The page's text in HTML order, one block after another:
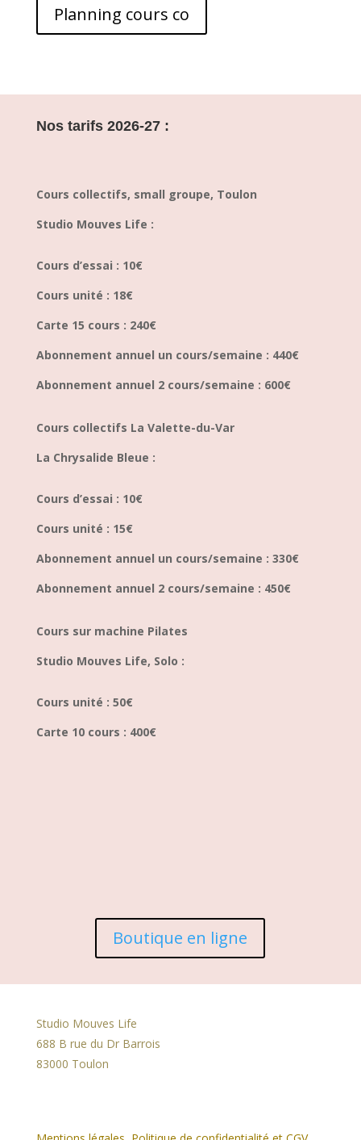
Planning cours co
Nos tarifs 2026-27 :
Cours collectifs, small groupe, Toulon
Studio Mouves Life :
Cours d’essai : 10€
Cours unité : 18€
Carte 15 cours : 240€
Abonnement annuel un cours/semaine : 440€
Abonnement annuel 2 cours/semaine : 600€
Cours collectifs La Valette-du-Var
La Chrysalide Bleue :
Cours d’essai : 10€
Cours unité : 15€
Abonnement annuel un cours/semaine : 330€
Abonnement annuel 2 cours/semaine : 450€
Cours sur machine Pilates
Studio Mouves Life, Solo :
Cours unité : 50€
Carte 10 cours : 400€
Boutique en ligne
Studio Mouves Life
688 B rue du Dr Barrois
83000 Toulon